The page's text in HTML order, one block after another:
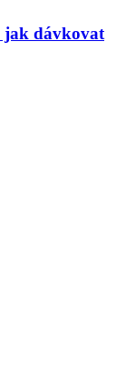
jak dávkovat